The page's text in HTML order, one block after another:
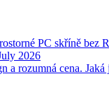
PC skříně bez
2026
a rozumná cena. Jaká